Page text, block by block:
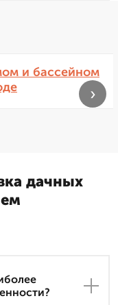
и бассейном
›
дачных